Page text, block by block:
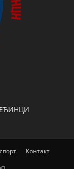
Контакт